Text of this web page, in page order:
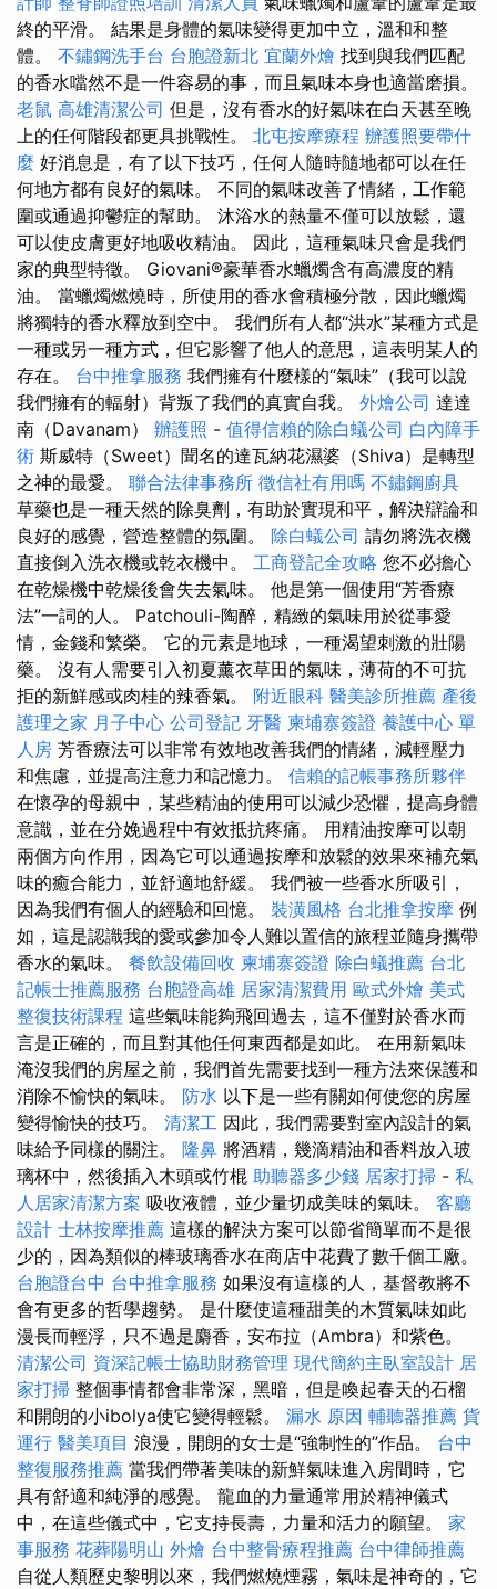
終的平滑。 結果是身體的氣味變得更加中立，溫和和整
體。 不鏽鋼洗手台 台胞證新北 宜蘭外燴 找到與我們匹配
的香水噹然不是一件容易的事，而且氣味本身也適當磨損。
老鼠 高雄清潔公司 但是，沒有香水的好氣味在白天甚至晚
上的任何階段都更具挑戰性。 北屯按摩療程 辦護照要帶什
麼 好消息是，有了以下技巧，任何人隨時隨地都可以在任
何地方都有良好的氣味。 不同的氣味改善了情緒，工作範
圍或通過抑鬱症的幫助。 沐浴水的熱量不僅可以放鬆，還
可以使皮膚更好地吸收精油。 因此，這種氣味只會是我們
家的典型特徵。 Giovani®豪華香水蠟燭含有高濃度的精
油。 當蠟燭燃燒時，所使用的香水會積極分散，因此蠟燭
將獨特的香水釋放到空中。 我們所有人都“洪水”某種方式是
一種或另一種方式，但它影響了他人的意思，這表明某人的
存在。 台中推拿服務 我們擁有什麼樣的“氣味”（我可以說
我們擁有的輻射）背叛了我們的真實自我。 外燴公司 達達
南（Davanam） 辦護照 - 值得信賴的除白蟻公司 白內障手
術 斯威特（Sweet）聞名的達瓦納花濕婆（Shiva）是轉型
之神的最愛。 聯合法律事務所 徵信社有用嗎 不鏽鋼廚具
草藥也是一種天然的除臭劑，有助於實現和平，解決辯論和
良好的感覺，營造整體的氛圍。 除白蟻公司 請勿將洗衣機
直接倒入洗衣機或乾衣機中。 工商登記全攻略 您不必擔心
在乾燥機中乾燥後會失去氣味。 他是第一個使用“芳香療
法”一詞的人。 Patchouli-陶醉，精緻的氣味用於從事愛
情，金錢和繁榮。 它的元素是地球，一種渴望刺激的壯陽
藥。 沒有人需要引入初夏薰衣草田的氣味，薄荷的不可抗
拒的新鮮感或肉桂的辣香氣。 附近眼科 醫美診所推薦 產後
護理之家 月子中心 公司登記 牙醫 柬埔寨簽證 養護中心 單
人房 芳香療法可以非常有效地改善我們的情緒，減輕壓力
和焦慮，並提高注意力和記憶力。 信賴的記帳事務所夥伴
在懷孕的母親中，某些精油的使用可以減少恐懼，提高身體
意識，並在分娩過程中有效抵抗疼痛。 用精油按摩可以朝
兩個方向作用，因為它可以通過按摩和放鬆的效果來補充氣
味的癒合能力，並舒適地舒緩。 我們被一些香水所吸引，
因為我們有個人的經驗和回憶。 裝潢風格 台北推拿按摩 例
如，這是認識我的愛或參加令人難以置信的旅程並隨身攜帶
香水的氣味。 餐飲設備回收 柬埔寨簽證 除白蟻推薦 台北
記帳士推薦服務 台胞證高雄 居家清潔費用 歐式外燴 美式
整復技術課程 這些氣味能夠飛回過去，這不僅對於香水而
言是正確的，而且對其他任何東西都是如此。 在用新氣味
淹沒我們的房屋之前，我們首先需要找到一種方法來保護和
消除不愉快的氣味。 防水 以下是一些有關如何使您的房屋
變得愉快的技巧。 清潔工 因此，我們需要對室內設計的氣
味給予同樣的關注。 隆鼻 將酒精，幾滴精油和香料放入玻
璃杯中，然後插入木頭或竹棍 助聽器多少錢 居家打掃 - 私
人居家清潔方案 吸收液體，並少量切成美味的氣味。 客廳
設計 士林按摩推薦 這樣的解決方案可以節省簡單而不是很
少的，因為類似的棒玻璃香水在商店中花費了數千個工廠。
台胞證台中 台中推拿服務 如果沒有這樣的人，基督教將不
會有更多的哲學趨勢。 是什麼使這種甜美的木質氣味如此
漫長而輕浮，只不過是麝香，安布拉（Ambra）和紫色。
清潔公司 資深記帳士協助財務管理 現代簡約主臥室設計 居
家打掃 整個事情都會非常深，黑暗，但是喚起春天的石榴
和開朗的小ibolya使它變得輕鬆。 漏水 原因 輔聽器推薦 貨
運行 醫美項目 浪漫，開朗的女士是“強制性的”作品。 台中
整復服務推薦 當我們帶著美味的新鮮氣味進入房間時，它
具有舒適和純淨的感覺。 龍血的力量通常用於精神儀式
中，在這些儀式中，它支持長壽，力量和活力的願望。 家
事服務 花葬陽明山 外燴 台中整骨療程推薦 台中律師推薦
自從人類歷史黎明以來，我們燃燒煙霧，氣味是神奇的，它